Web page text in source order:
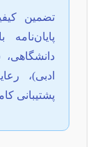
تضمین
ادبی)،
پشتیبانی